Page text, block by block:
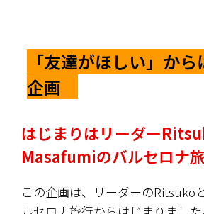
「友達がほしい」か
企画
はじまりはリーダー
Masafumiのバルセロナ
この企画は、リーダーのRitsuko